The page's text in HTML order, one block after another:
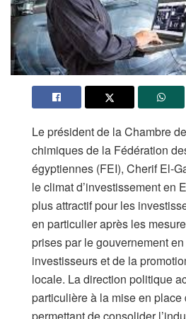
Le président de la Chambre
chimiques de la Fédération
égyptiennes (FEI), Cherif El-
le climat d’investissement en
plus attractif pour les
en particulier après les
prises par le gouvernement
investisseurs et de la
locale. La direction politique
particulière à la mise en place